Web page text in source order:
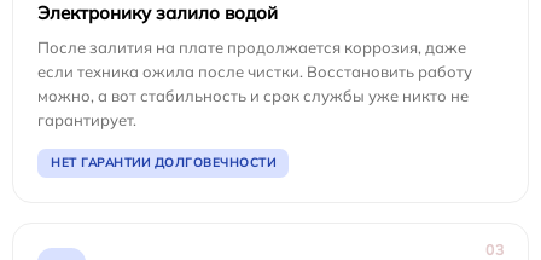
Электронику залило водой
После залития на плате продолжается коррозия, даже
если техника ожила после чистки. Восстановить работу
можно, а вот стабильность и срок службы уже никто не
гарантирует.
НЕТ ГАРАНТИИ ДОЛГОВЕЧНОСТИ
03